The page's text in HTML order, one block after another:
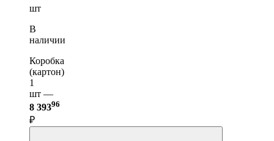
шт
В
наличии
Коробка
(картон)
1
шт —
8 39396
₽